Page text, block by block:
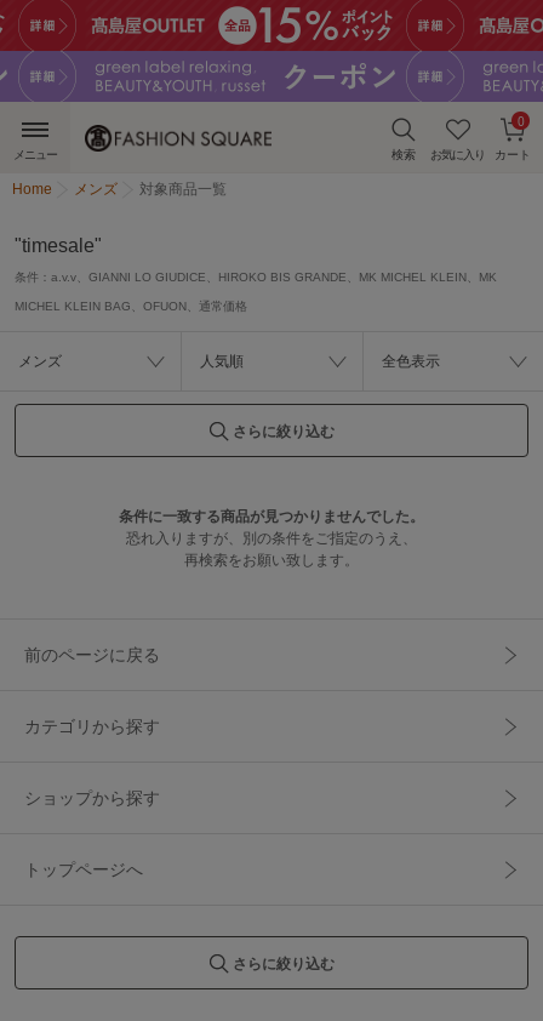
検索 お気に入り カート
0
メニュー
Home メンズ 対象商品一覧
"timesale"
条件： a.v.v、GIANNI LO GIUDICE、HIROKO BIS GRANDE、MK MICHEL KLEIN、MK
MICHEL KLEIN BAG、OFUON、通常価格
メンズ 人気順 全色表示
さらに絞り込む
条件に一致する商品が見つかりませんでした。
恐れ入りますが、別の条件をご指定のうえ、
再検索をお願い致します。
前のページに戻る
カテゴリから探す
ショップから探す
トップページへ
さらに絞り込む